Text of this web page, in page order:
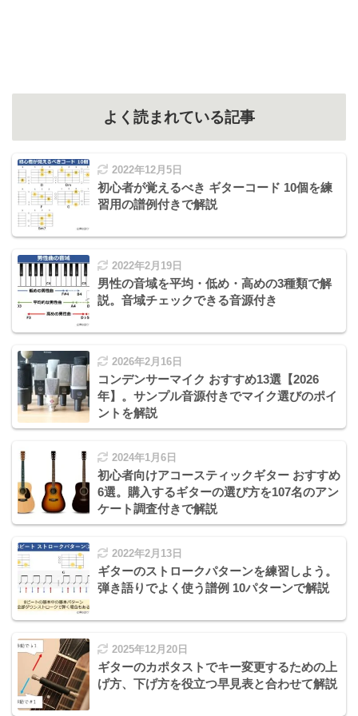
よく読まれている記事
2022年12月5日
初心者が覚えるべき ギターコード 10個を練
習用の譜例付きで解説
2022年2月19日
男性の音域を平均・低め・高めの3種類で解
説。音域チェックできる音源付き
2026年2月16日
コンデンサーマイク おすすめ13選【2026
年】。サンプル音源付きでマイク選びのポイ
ントを解説
2024年1月6日
初心者向けアコースティックギター おすすめ
6選。購入するギターの選び方を107名のアン
ケート調査付きで解説
2022年2月13日
ギターのストロークパターンを練習しよう。
弾き語りでよく使う譜例 10パターンで解説
2025年12月20日
ギターのカポタストでキー変更するための上
げ方、下げ方を役立つ早見表と合わせて解説